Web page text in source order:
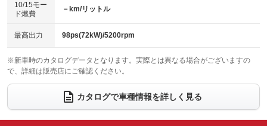
ベンチシート
：装備なし
チップアップシート
：装備あり
：装備なし ：装備あり
ウォークスルー
：装備あり
電動リアゲート フロントカメラ
：装備あり
：装備なし ：装備あり
10/15モー
ド燃費
－km/リットル
最高出力 98ps(72kW)/5200rpm
※新車時のカタログデータとなります。実際とは異なる場合がございますの
で、詳細は販売店にご確認ください。
カタログで車種情報を詳しく見る